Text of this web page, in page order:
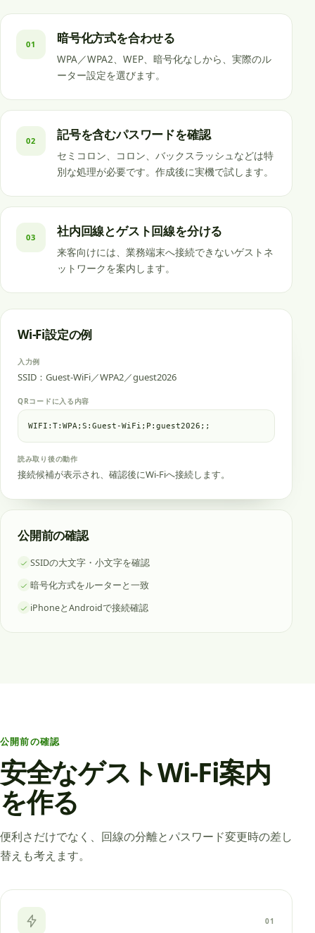
01 暗号化方式を合わせる
WPA／WPA2、WEP、暗号化なしから、実際のル
ーター設定を選びます。
02 記号を含むパスワードを確認
セミコロン、コロン、バックスラッシュなどは特
別な処理が必要です。作成後に実機で試します。
03 社内回線とゲスト回線を分ける
来客向けには、業務端末へ接続できないゲストネ
ットワークを案内します。
Wi-Fi設定の例
入力例
SSID：Guest-WiFi／WPA2／guest2026
QRコードに入る内容
WIFI:T:WPA;S:Guest-WiFi;P:guest2026;;
読み取り後の動作
接続候補が表示され、確認後にWi-Fiへ接続します。
公開前の確認
SSIDの大文字・小文字を確認
暗号化方式をルーターと一致
iPhoneとAndroidで接続確認
公開前の確認
安全なゲストWi-Fi案内
を作る
便利さだけでなく、回線の分離とパスワード変更時の差し
替えも考えます。
01